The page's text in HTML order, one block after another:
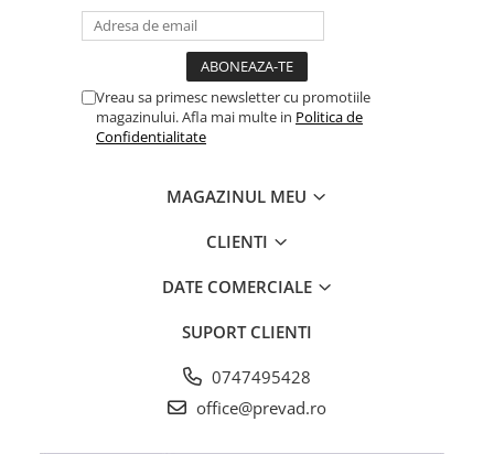
Vreau sa primesc newsletter cu promotiile
magazinului. Afla mai multe in Politica de
Confidentialitate
MAGAZINUL MEU
CLIENTI
DATE COMERCIALE
SUPORT CLIENTI
0747495428
office@prevad.ro